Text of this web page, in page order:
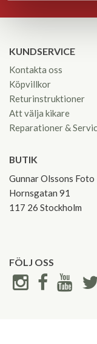
KUNDSERVICE
Kontakta oss
Köpvillkor
Returinstruktioner
Att välja kikare
Reparationer &
BUTIK
Gunnar Olssons Foto
Hornsgatan 91
117 26 Stockholm
FÖLJ OSS